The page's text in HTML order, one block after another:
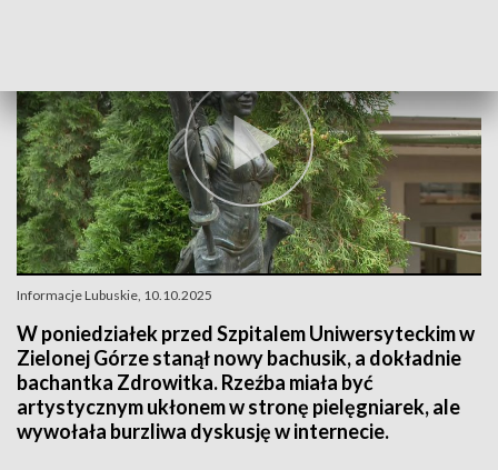
Informacje Lubuskie, 10.10.2025
W poniedziałek przed Szpitalem Uniwersyteckim w
Zielonej Górze stanął nowy bachusik, a dokładnie
bachantka Zdrowitka. Rzeźba miała być
artystycznym ukłonem w stronę pielęgniarek, ale
wywołała burzliwa dyskusję w internecie.